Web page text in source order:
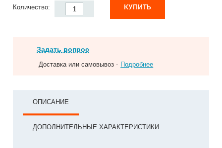
Количество: КУПИТЬ
Задать вопрос
Доставка или самовывоз - Подробнее
ОПИСАНИЕ
ДОПОЛНИТЕЛЬНЫЕ ХАРАКТЕРИСТИКИ